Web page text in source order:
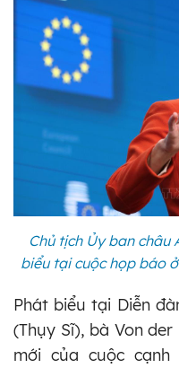
Chủ tịch Ủy ban châu
biểu tại cuộc họp báo
Phát biểu tại Diễn
(Thụy Sĩ), bà Von
mới của cuộc